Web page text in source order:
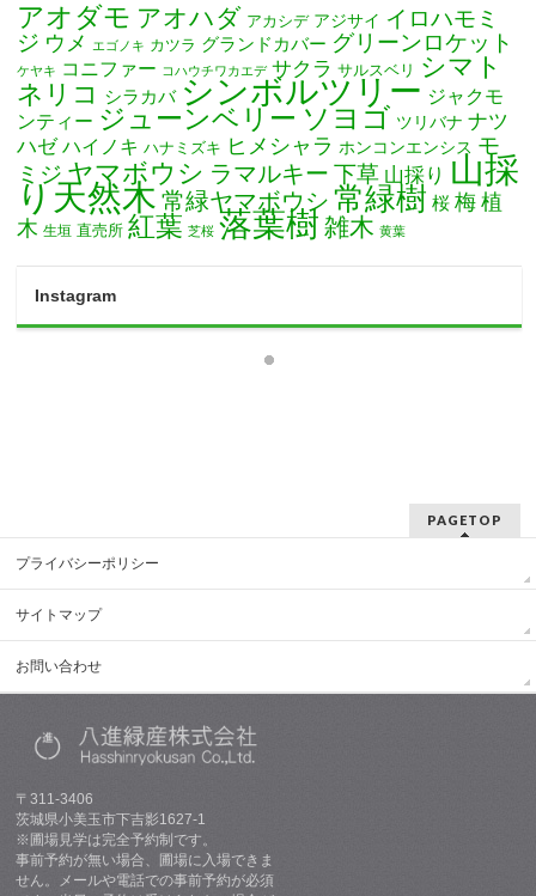
アオダモ アオハダ アカシデ アジサイ イロハモミ
ジ ウメ エゴノキ カツラ グランドカバー グリーンロケット
ケヤキ コニファー コハウチワカエデ サクラ サルスベリ シマト
ネリコ
シラカバ シンボルツリー ジャクモ
ンティー ジューンベリー ソヨゴ ツリバナ ナツ
ハゼ ハイノキ ハナミズキ ヒメシャラ ホンコンエンシス モ
ミジ ヤマボウシ ラマルキー 下草 山採り 山採
り天然木 常緑ヤマボウシ 常緑樹 桜 梅 植
木 生垣 直売所 紅葉 芝桜 落葉樹 雑木 黄葉
Instagram
PAGETOP
プライバシーポリシー
サイトマップ
お問い合わせ
〒311-3406
茨城県小美玉市下吉影1627-1
※圃場見学は完全予約制です。
事前予約が無い場合、圃場に入場できま
せん。メールや電話での事前予約が必須